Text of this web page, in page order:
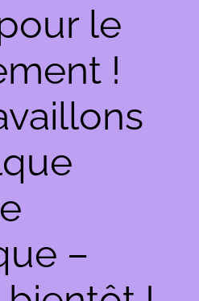
le
!
–